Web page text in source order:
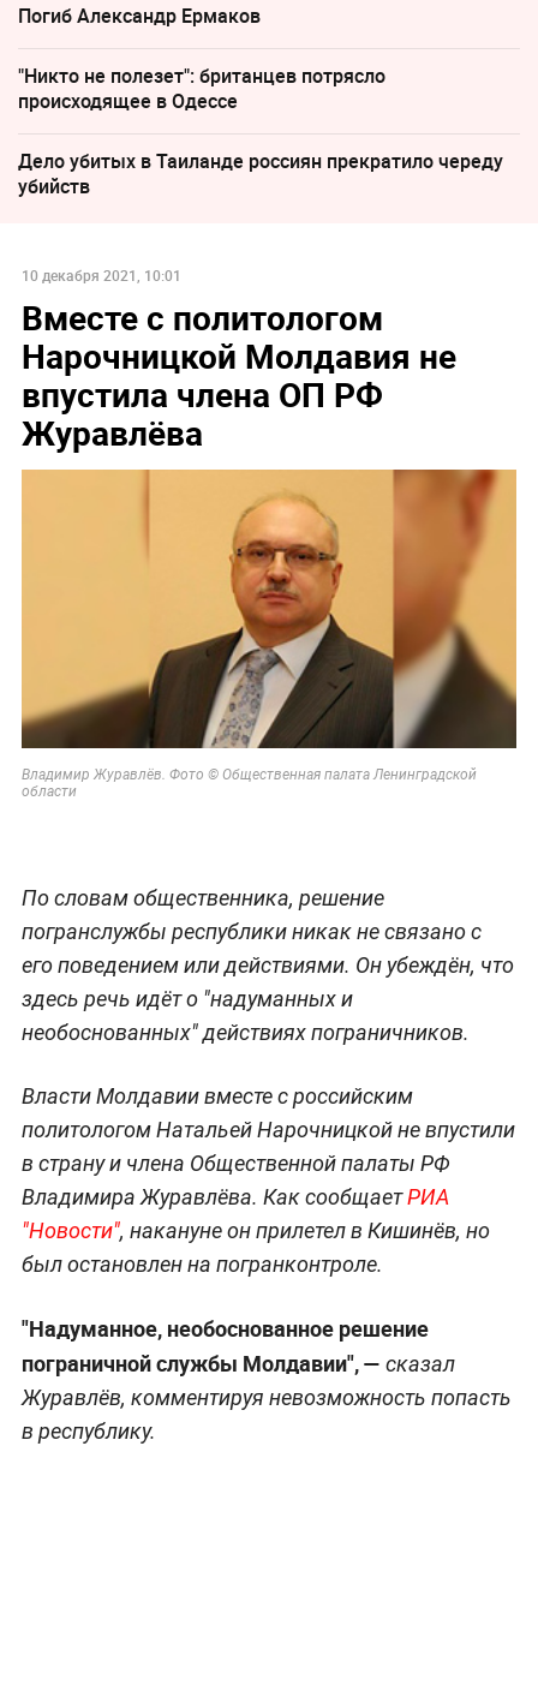
Погиб Александр Ермаков
"Никто не полезет": британцев потрясло
происходящее в Одессе
Дело убитых в Таиланде россиян прекратило череду
убийств
10 декабря 2021, 10:01
Вместе с политологом
Нарочницкой Молдавия не
впустила члена ОП РФ
Журавлёва
Владимир Журавлёв. Фото © Общественная палата Ленинградской
области
По словам общественника, решение
погранслужбы республики никак не связано с
его поведением или действиями. Он убеждён, что
здесь речь идёт о "надуманных и
необоснованных" действиях пограничников.
Власти Молдавии вместе с российским
политологом Натальей Нарочницкой не впустили
в страну и члена Общественной палаты РФ
Владимира Журавлёва. Как сообщаетРИА
"Новости", накануне он прилетел в Кишинёв, но
был остановлен на погранконтроле.
"Надуманное, необоснованное решение
пограничной службы Молдавии", — сказал
Журавлёв, комментируя невозможность попасть
в республику.